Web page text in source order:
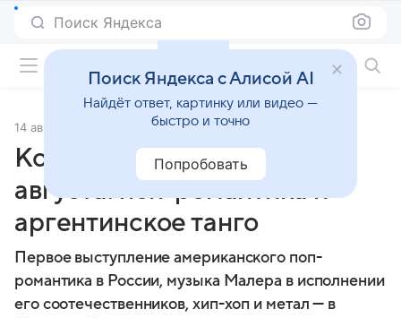
Поиск Яндекса
14 августа 2013 Источник:Кино Mail
Концертная афиша 15–22
августа: поп-романтика и
аргентинское танго
Первое выступление американского поп-
романтика в России, музыка Малера в исполнении
его соотечественников, хип-хоп и метал — в
Поиск Яндекса с Алисой AI
Найдёт ответ, картинку или видео —
быстро и точно
Попробовать